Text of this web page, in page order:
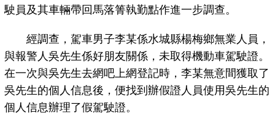
駛員及其車輛帶回馬落箐執勤點作進一步調查。
經調查，駕車男子李某係水城縣楊梅鄉無業人員，
與報警人吳先生係好朋友關係，未取得機動車駕駛證。
在一次與吳先生去網吧上網登記時，李某無意間獲取了
吳先生的個人信息後，便找到辦假證人員使用吳先生的
個人信息辦理了假駕駛證。